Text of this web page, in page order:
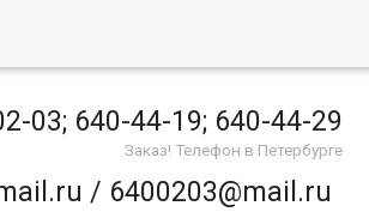
03; 640-44-19; 640-44-29
Заказ! Телефон в Петербурге
/ 6400203@mail.ru